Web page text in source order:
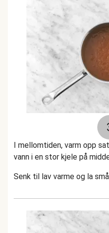
I mellomtiden, varm opp
vann i en stor kjele på
Senk til lav varme og la